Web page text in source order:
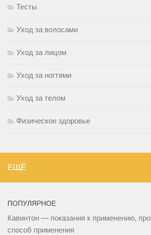
Тесты
Уход за волосами
Уход за лицом
Уход за ногтями
Уход за телом
Физическое здоровье
ЕЩЁ
ПОПУЛЯРНОЕ
Кавинтон — показания к применению,
способ применения